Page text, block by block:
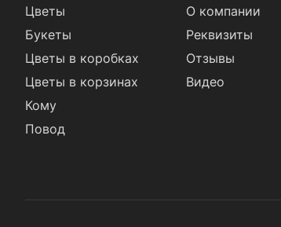
Цветы
Букеты
Цветы в коробках
Цветы в корзинах
Кому
Повод
О компании
Реквизиты
Отзывы
Видео